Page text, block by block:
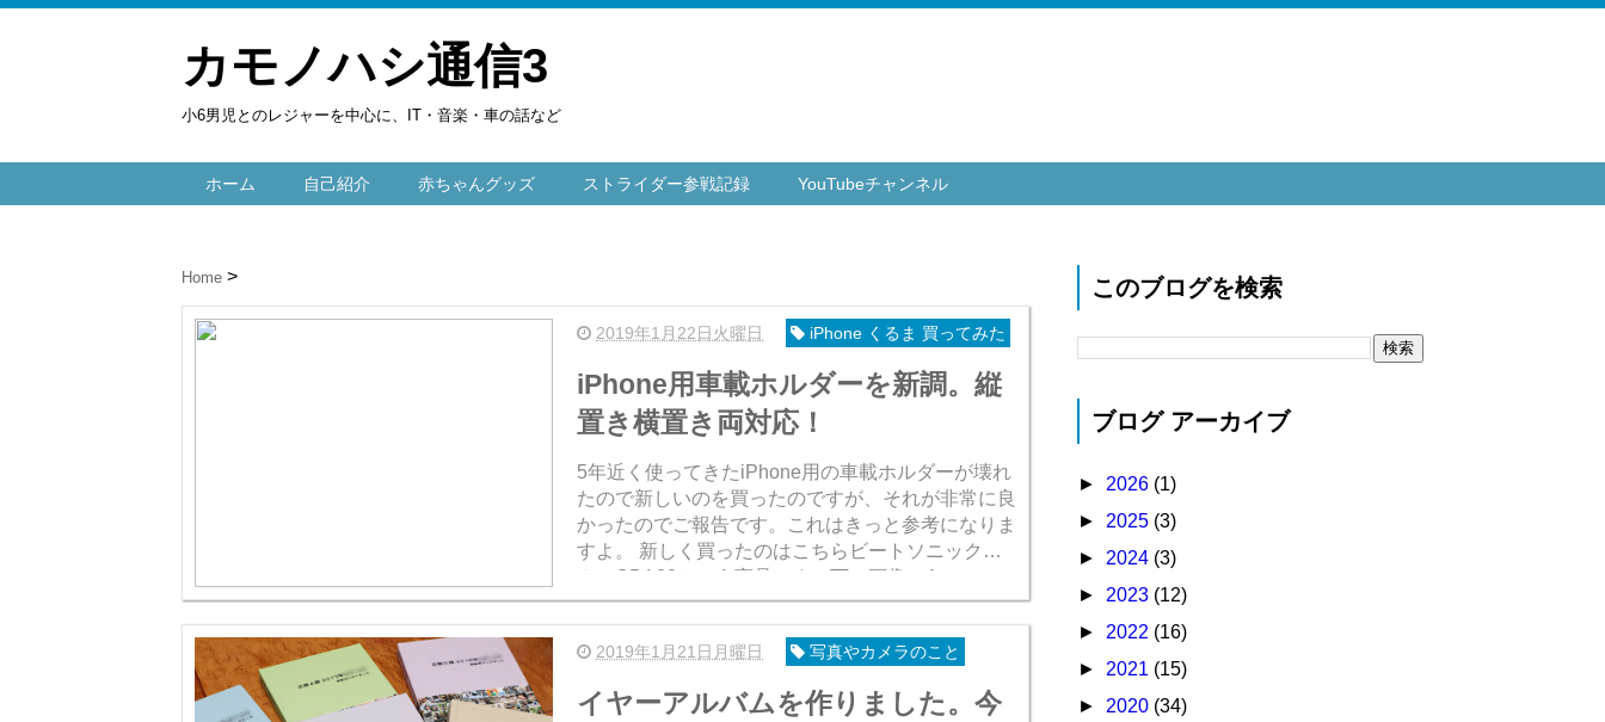
カモノハシ通信3
小6男児とのレジャーを中心に、IT・音楽・車の話など
ホーム 自己紹介 赤ちゃんグッズ ストライダー参戦記録 YouTubeチャンネル
Home
2019年1月22日火曜日 iPhone くるま 買ってみた
iPhone用車載ホルダーを新調。縦
置き横置き両対応！
5年近く使ってきたiPhone用の車載ホルダーが壊れ
たので新しいのを買ったのですが、それが非常に良
かったのでご報告です。これはきっと参考になりま
すよ。 新しく買ったのはこちらビートソニックさ
んのQBA20という商品です。下の画像でAmazonに
飛びます(^^;)。 そ...
2019年1月21日月曜日 写真やカメラのこと
イヤーアルバムを作りました。今
このブログを検索
ブログ アーカイブ
► 2026 (1)
► 2025 (3)
► 2024 (3)
► 2023 (12)
► 2022 (16)
► 2021 (15)
► 2020 (34)